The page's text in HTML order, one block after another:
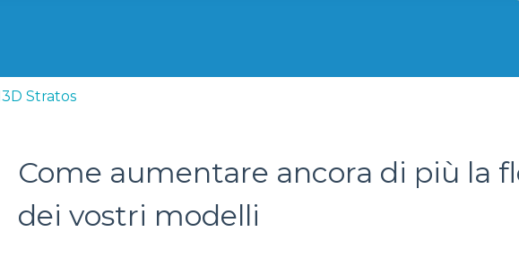
Stratos
Come aumentare ancora di più la
dei vostri modelli